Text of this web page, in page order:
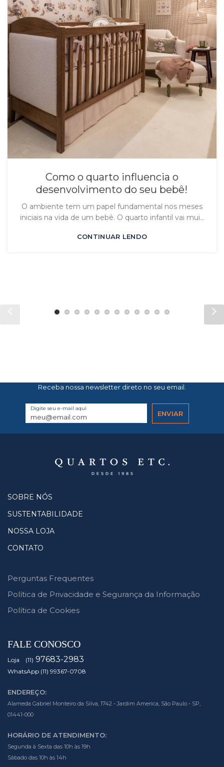
Como o quarto influencia o
desenvolvimento do seu bebê!
O ambiente tem um papel fundamental nos meses
iniciais na vida de um bebê. O quarto infantil vai mui...
CONTINUAR LENDO
Receba nossa newsletter direto no seu email.
Digite seu e-mail aqui
SOBRE NÓS
SUSTENTABILIDADE
NOSSA LOJA
CONTATO
Perguntas Frequentes
Política de Privacidade e Segurança da Informação
Política de Cookies
FALE CONOSCO
Loja (11) 97683-2983
WhatsApp (11) 99367-0708
ENDEREÇO:
Alameda Gabriel Monteiro da Silva, 1742 - Jardim America, São Paulo - SP,
01441-000
HORÁRIO DE ATENDIMENTO:
Segunda à Sexta das 10h às 19h
Sábado das 10h às 14h